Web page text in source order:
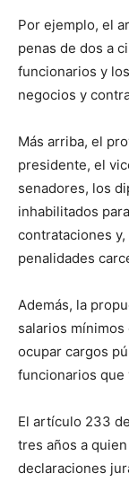
Por ejemplo, el
penas de dos a
funcionarios y
negocios y
Más arriba, el
presidente, el
senadores, los
inhabilitados
contrataciones
penalidades
Además, la
salarios
ocupar cargos
funcionarios que
El artículo 233
tres años a
declaraciones